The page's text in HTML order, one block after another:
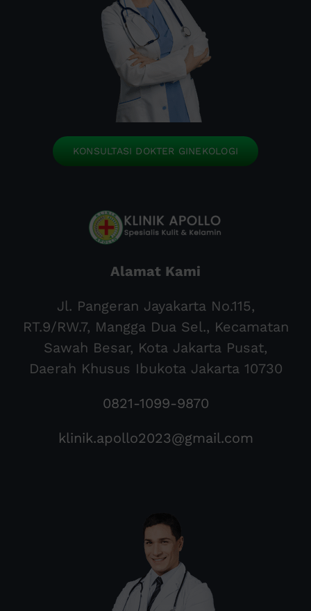
KONSULTASI DOKTER GINEKOLOGI
Alamat Kami
Jl. Pangeran Jayakarta No.115,
RT.9/RW.7, Mangga Dua Sel., Kecamatan
Sawah Besar, Kota Jakarta Pusat,
Daerah Khusus Ibukota Jakarta 10730
0821-1099-9870
klinik.apollo2023@gmail.com